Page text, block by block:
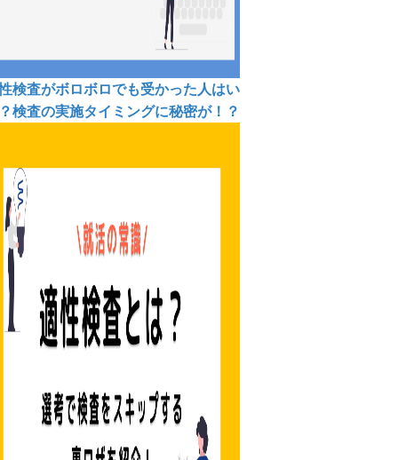
検査がボロボロでも受かった人はい
検査の実施タイミングに秘密が！？